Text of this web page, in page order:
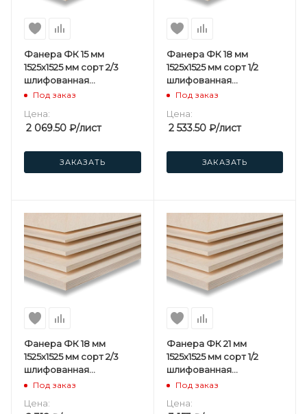
Фанера ФК 15 мм
1525х1525 мм сорт 2/3
шлифованная
березовая
Под заказ
Цена:
2 069.50 ₽/лист
ЗАКАЗАТЬ
Фанера ФК 18 мм
1525х1525 мм сорт 1/2
шлифованная
березовая
Под заказ
Цена:
2 533.50₽/лист
ЗАКАЗАТЬ
Фанера ФК 18 мм
1525х1525 мм сорт 2/3
шлифованная
березовая
Под заказ
Цена:
Фанера ФК 21 мм
1525х1525 мм сорт 1/2
шлифованная
березовая
Под заказ
Цена: